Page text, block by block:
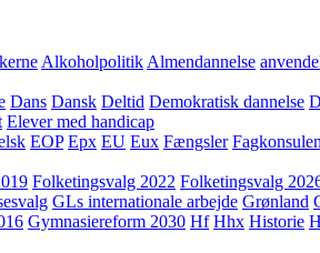
Alkoholpolitik Almendannelse
Dans Dansk Deltid Demokratisk dannelse
Elever med handicap
EOP Epx EU Eux Fængsler
Folketingsvalg 2022 Folketingsvalg
GLs internationale arbejde Grønland
Gymnasiereform 2030 Hf Hhx Historie